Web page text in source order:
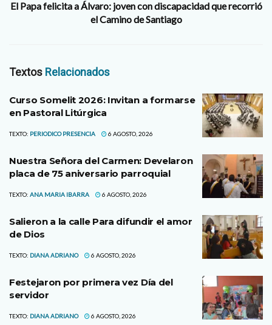
El Papa felicita a Álvaro: joven con discapacidad que recorrió
el Camino de Santiago
Textos Relacionados
Curso Somelit 2026: Invitan a formarse
en Pastoral Litúrgica
TEXTO: PERIODICO PRESENCIA 6 AGOSTO, 2026
Nuestra Señora del Carmen: Develaron
placa de 75 aniversario parroquial
TEXTO: ANA MARIA IBARRA 6 AGOSTO, 2026
Salieron a la calle Para difundir el amor
de Dios
TEXTO: DIANA ADRIANO 6 AGOSTO, 2026
Festejaron por primera vez Día del
servidor
TEXTO: DIANA ADRIANO 6 AGOSTO, 2026